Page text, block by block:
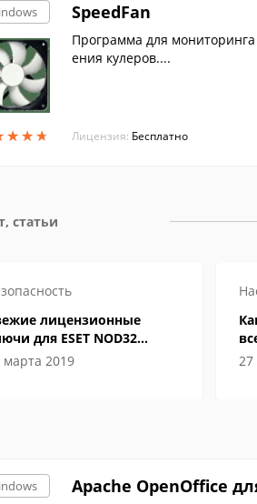
★★★
★★★
SpeedFan
Программа для
ения кулеров....
Лицензия: Бесплатно
статьи
лицензионные
для ESET NOD32
Security до 2019-2020
марта 2019
27
Apache OpenOffice